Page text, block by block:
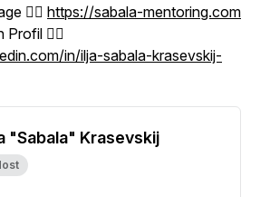
👉🏼 https://sabala-mentoring.com
👉🏼
in/ilja-sabala-krasevskij-
"Sabala" Krasevskij